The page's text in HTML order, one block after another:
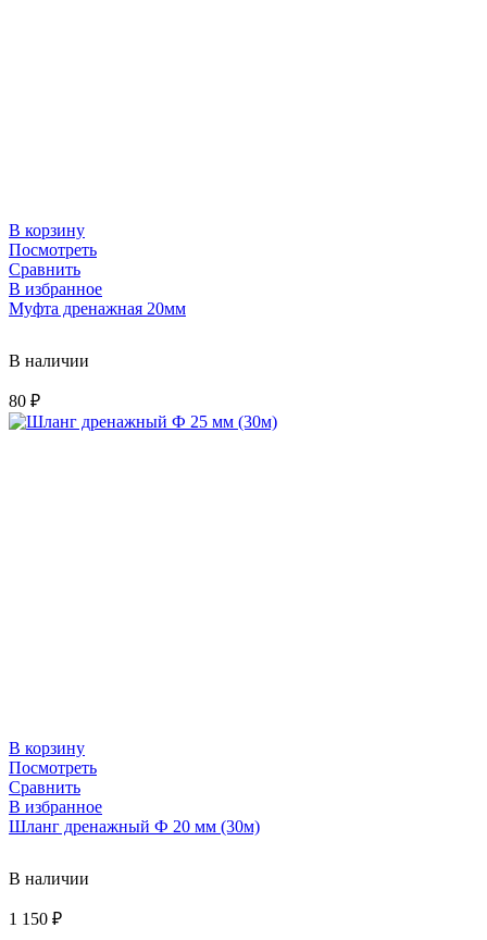
В корзину
Посмотреть
Сравнить
В избранное
Муфта дренажная 20мм
В наличии
80 ₽
В корзину
Посмотреть
Сравнить
В избранное
Шланг дренажный Ф 20 мм (30м)
В наличии
1 150 ₽